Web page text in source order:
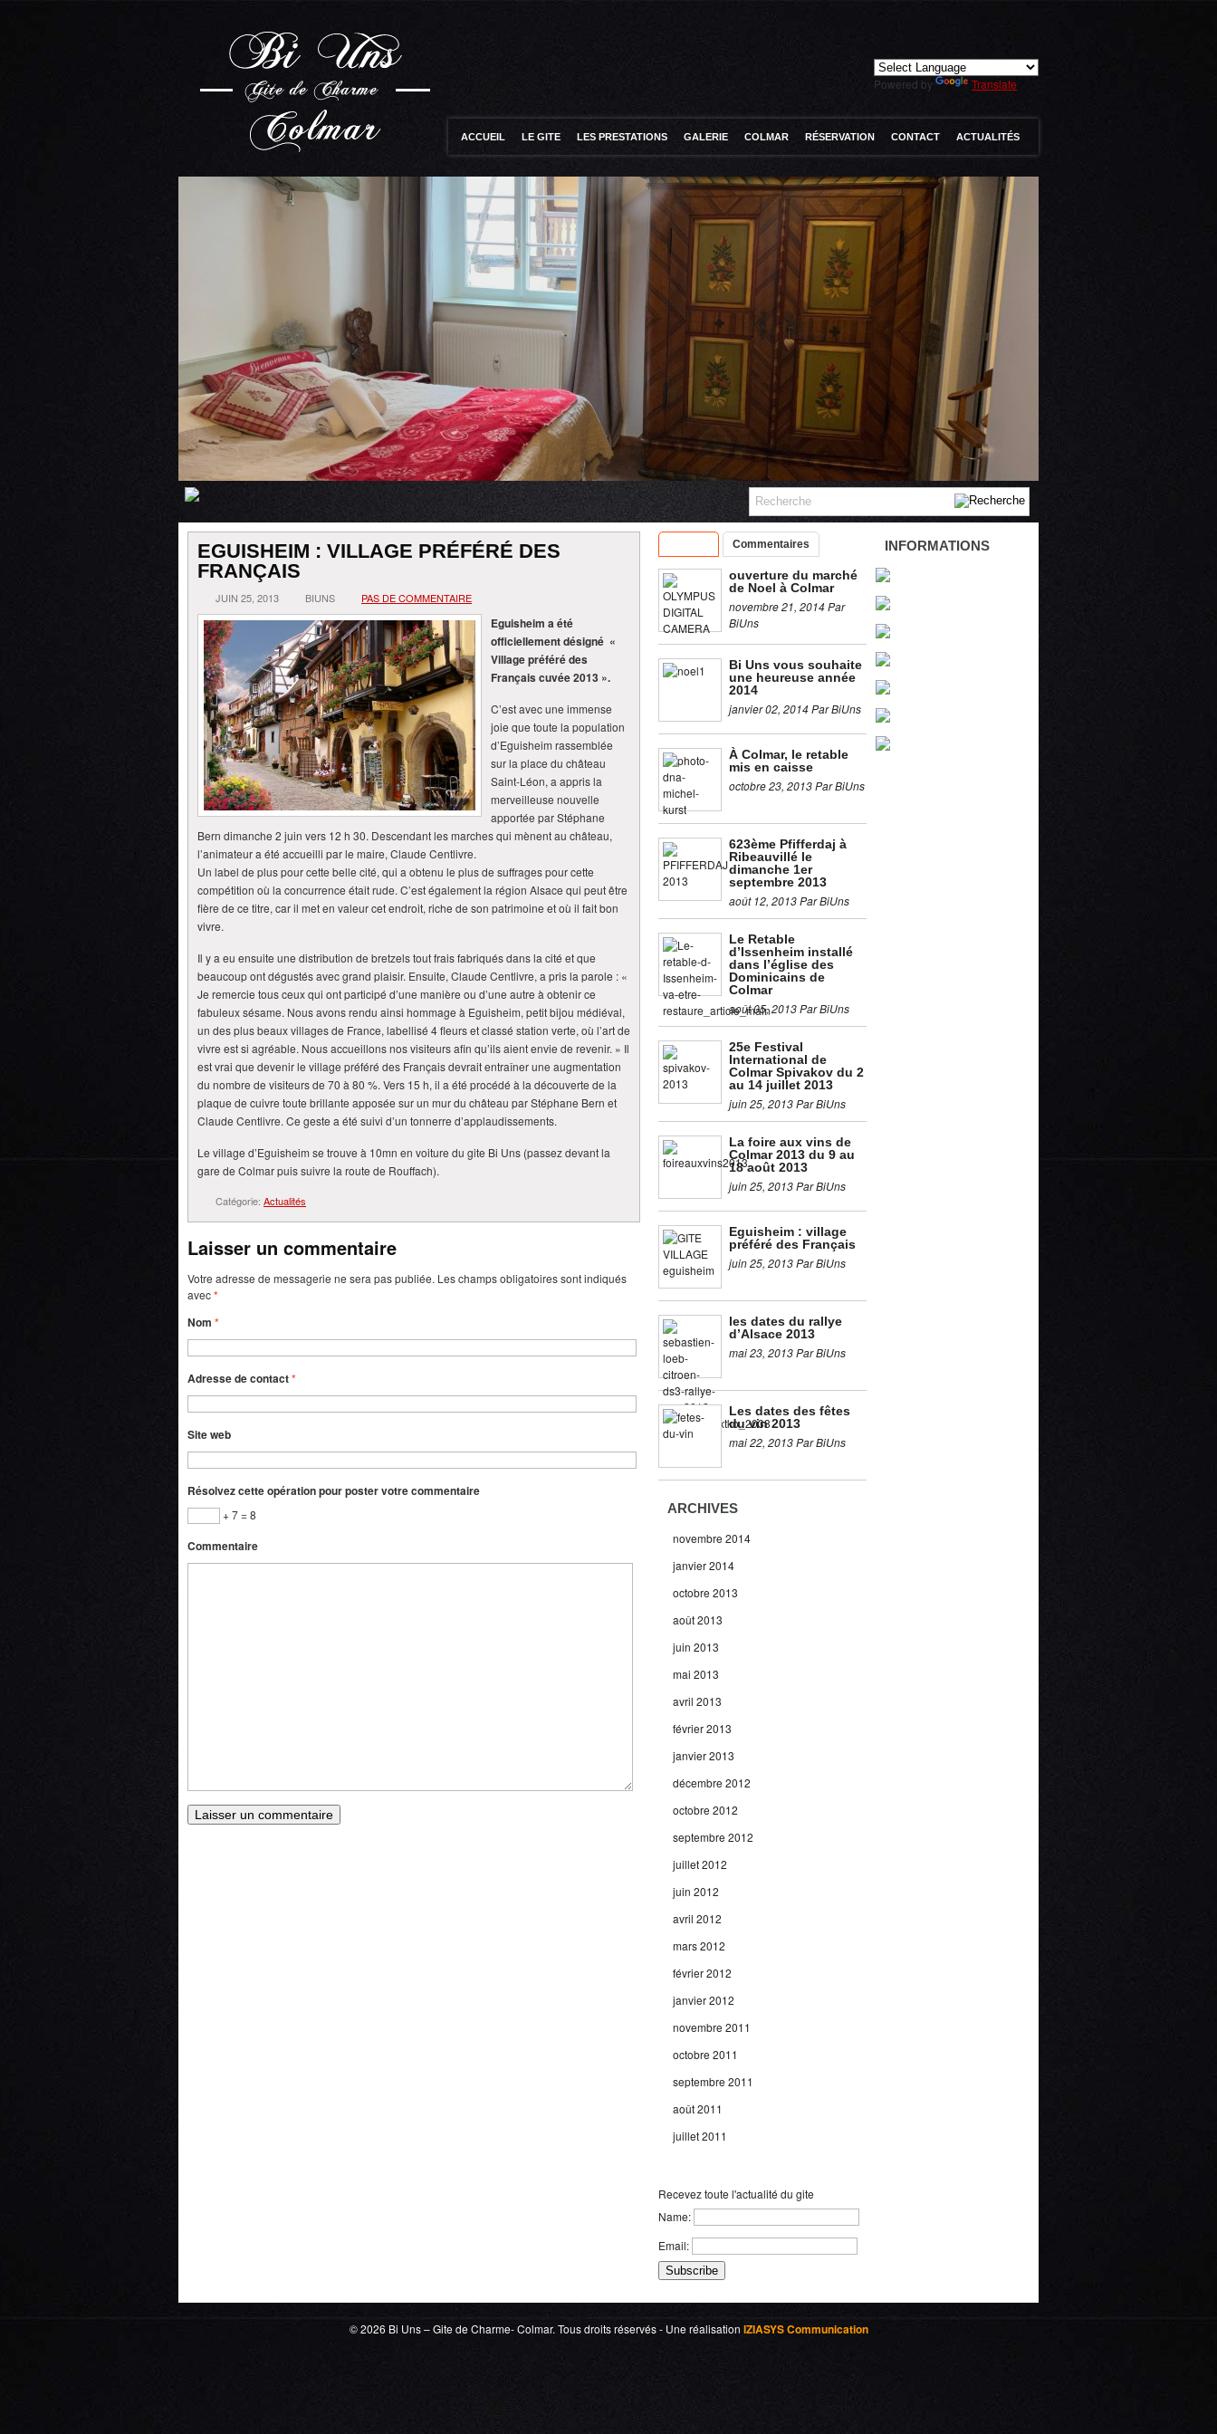
Powered by Translate
ACCUEIL LE GITE LES PRESTATIONS GALERIE COLMAR RÉSERVATION CONTACT ACTUALITÉS
EGUISHEIM : VILLAGE PRÉFÉRÉ DES
FRANÇAIS
JUIN 25, 2013 BIUNS PAS DE COMMENTAIRE
Eguisheim a été
officiellement désigné «
Village préféré des
Français cuvée 2013 ».
C’est avec une immense
joie que toute la population
d’Eguisheim rassemblée
sur la place du château
Saint-Léon, a appris la
merveilleuse nouvelle
apportée par Stéphane
Bern dimanche 2 juin vers 12 h 30. Descendant les marches qui mènent au château,
l’animateur a été accueilli par le maire, Claude Centlivre.
Un label de plus pour cette belle cité, qui a obtenu le plus de suffrages pour cette
compétition où la concurrence était rude. C’est également la région Alsace qui peut être
fière de ce titre, car il met en valeur cet endroit, riche de son patrimoine et où il fait bon
vivre.
Il y a eu ensuite une distribution de bretzels tout frais fabriqués dans la cité et que
beaucoup ont dégustés avec grand plaisir. Ensuite, Claude Centlivre, a pris la parole : «
Je remercie tous ceux qui ont participé d’une manière ou d’une autre à obtenir ce
fabuleux sésame. Nous avons rendu ainsi hommage à Eguisheim, petit bijou médiéval,
un des plus beaux villages de France, labellisé 4 fleurs et classé station verte, où l’art de
vivre est si agréable. Nous accueillons nos visiteurs afin qu’ils aient envie de revenir. » Il
est vrai que devenir le village préféré des Français devrait entraîner une augmentation
du nombre de visiteurs de 70 à 80 %. Vers 15 h, il a été procédé à la découverte de la
plaque de cuivre toute brillante apposée sur un mur du château par Stéphane Bern et
Claude Centlivre. Ce geste a été suivi d’un tonnerre d’applaudissements.
Le village d’Eguisheim se trouve à 10mn en voiture du gite Bi Uns (passez devant la
gare de Colmar puis suivre la route de Rouffach).
Catégorie: Actualités
Laisser un commentaire
Votre adresse de messagerie ne sera pas publiée. Les champs obligatoires sont indiqués
avec*
Nom *
Adresse de contact*
Site web
Résolvez cette opération pour poster votre commentaire
+ 7 = 8
Commentaire
Commentaires
ouverture du marché
de Noel à Colmar
novembre 21, 2014 Par
BiUns
Bi Uns vous souhaite
une heureuse année
2014
janvier 02, 2014 Par BiUns
À Colmar, le retable
mis en caisse
octobre 23, 2013 Par BiUns
623ème Pfifferdaj à
Ribeauvillé le
dimanche 1er
septembre 2013
août 12, 2013 Par BiUns
Le Retable
d’Issenheim installé
dans l’église des
Dominicains de
Colmar
août 05, 2013 Par BiUns
25e Festival
International de
Colmar Spivakov du 2
au 14 juillet 2013
juin 25, 2013 Par BiUns
La foire aux vins de
Colmar 2013 du 9 au
18 août 2013
juin 25, 2013 Par BiUns
Eguisheim : village
préféré des Français
juin 25, 2013 Par BiUns
les dates du rallye
d’Alsace 2013
mai 23, 2013 Par BiUns
Les dates des fêtes
du vin 2013
mai 22, 2013 Par BiUns
ARCHIVES
novembre 2014
janvier 2014
octobre 2013
août 2013
juin 2013
mai 2013
avril 2013
février 2013
janvier 2013
décembre 2012
octobre 2012
septembre 2012
juillet 2012
juin 2012
avril 2012
mars 2012
février 2012
janvier 2012
novembre 2011
octobre 2011
septembre 2011
août 2011
juillet 2011
Recevez toute l'actualité du gite
Name:
Email:
INFORMATIONS
© 2026 Bi Uns – Gite de Charme- Colmar. Tous droits réservés - Une réalisation IZIASYS Communication